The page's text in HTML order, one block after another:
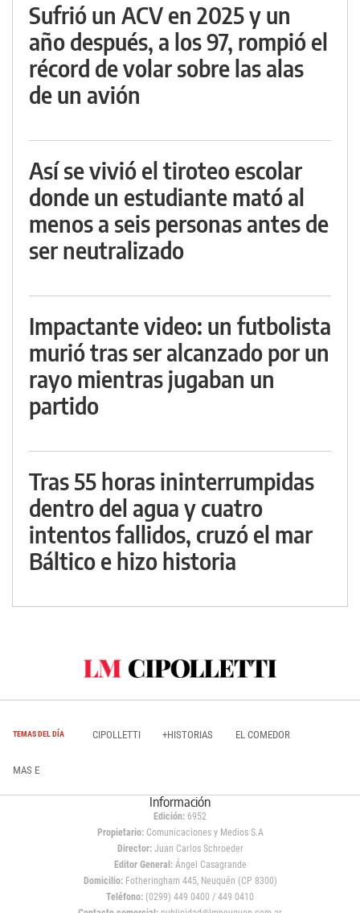
Sufrió un ACV en 2025 y un
año después, a los 97, rompió el
récord de volar sobre las alas
de un avión
Así se vivió el tiroteo escolar
donde un estudiante mató al
menos a seis personas antes de
ser neutralizado
Impactante video: un futbolista
murió tras ser alcanzado por un
rayo mientras jugaban un
partido
Tras 55 horas ininterrumpidas
dentro del agua y cuatro
intentos fallidos, cruzó el mar
Báltico e hizo historia
TEMAS DEL DÍA CIPOLLETTI +HISTORIAS EL COMEDOR
MAS E
Información
Edición: 6952
Propietario:Comunicaciones y Medios S.A
Director: Juan Carlos Schroeder
Editor General:Ángel Casagrande
Domicilio:Fotheringham 445, Neuquén (CP 8300)
Teléfono: (0299) 449 0400 / 449 0410